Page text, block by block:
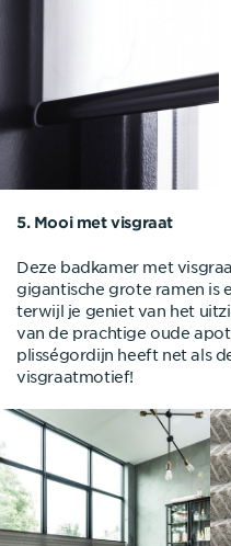
5. Mooi met visgraat
Deze badkamer met
gigantische grote ramen is
terwijl je geniet van het
van de prachtige oude
plisségordijn heeft net als
visgraatmotief!